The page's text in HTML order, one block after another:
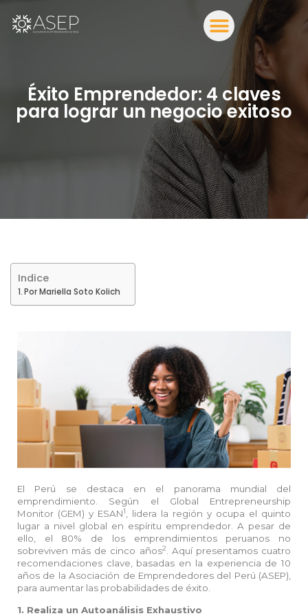
Éxito Emprendedor: 4 claves
para lograr un negocio exitoso
Indice
Por Mariella Soto Kolich
El Perú se destaca en el panorama mundial del
emprendimiento. Según el Global Entrepreneurship
Monitor (GEM) y ESAN1
, lidera la región y ocupa el quinto
lugar a nivel global en espíritu emprendedor. A pesar de
ello, el 80% de los emprendimientos peruanos no
sobreviven más de cinco años2
. Aquí presentamos cuatro
recomendaciones clave, basadas en la experiencia de 10
años de la Asociación de Emprendedores del Perú (ASEP),
para aumentar las probabilidades de éxito.
1. Realiza un Autoanálisis Exhaustivo